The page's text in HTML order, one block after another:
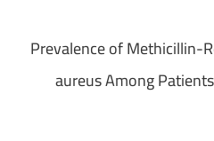
Prevalence of Methicillin-
aureus Among